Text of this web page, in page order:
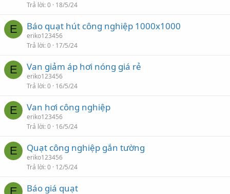
Trả lời 0 18/5/24
E Báo quạt hút công nghiệp 1000x1000
eriko123456
Trả lời 0 17/5/24
E Van giảm áp hơi nóng giá rẻ
eriko123456
Trả lời 0 16/5/24
E Van hơi công nghiệp
eriko123456
Trả lời 0 16/5/24
E Quạt công nghiệp gắn tường
eriko123456
Trả lời 0 12/5/24
E Báo giá quạt